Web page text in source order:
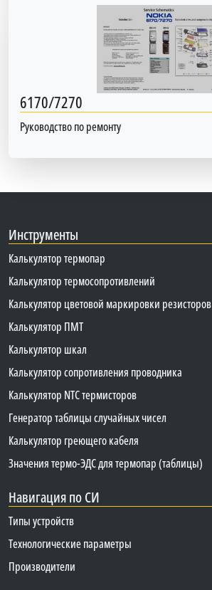
6170/7270
Руководство по ремонту
Инструменты
Калькулятор термопар
Калькулятор термосопротивлений
Калькулятор цветовой маркировки резисторов
Калькулятор ПМТ
Калькулятор шкал
Калькулятор сопротивления проводника
Калькулятор NTC термисторов
Генератор таблицы случайных чисел
Калькулятор греющего кабеля
Значения термо-ЭДС для термопар (таблицы)
Навигация по СИ
Типы устройств
Технологические параметры
Производители